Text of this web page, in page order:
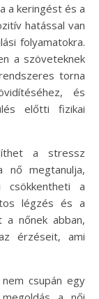
a keringést és a
hatással van
folyamatokra.
a szöveteknek
torna
és
előtti fizikai
a stressz
nő megtanulja,
csökkentheti a
légzés és a
a nőnek abban,
érzéseit, ami
csupán egy